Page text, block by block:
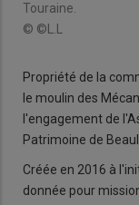
Touraine.
© ©L.L
Propriété de la
le moulin des
l'engagement de
Patrimoine de
Créée en 2016 à
donnée pour